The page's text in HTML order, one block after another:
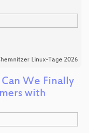
Linux-Tage 2026
We Finally
with